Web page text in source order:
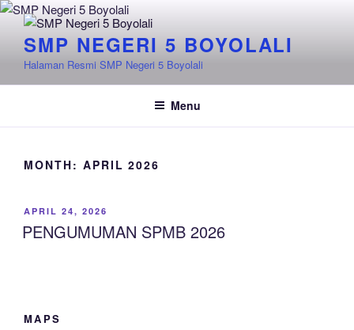
Skip
contentSMP NEGERI 5 BOYOLALI
Halaman Resmi SMP Negeri 5 Boyolali
Menu
MONTH: APRIL 2026
POSTED
ON
APRIL 24, 2026
PENGUMUMAN SPMB 2026
MAPS